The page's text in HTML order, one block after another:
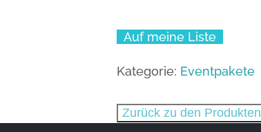
Auf meine Liste
Kategorie: Eventpakete
Zurück zu den Produkten